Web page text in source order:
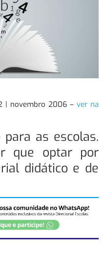
| novembro 2006 – ver na
as escolas.
que optar por
didático e de